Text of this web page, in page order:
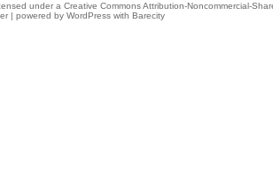
under a Creative Commons Attribution-Noncommercial-
| powered by WordPress with Barecity